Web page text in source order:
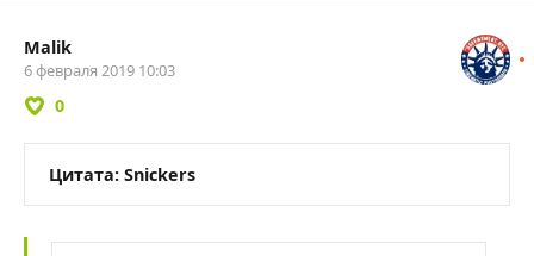
Malik
6 февраля 2019 10:03
0
Цитата: Snickers